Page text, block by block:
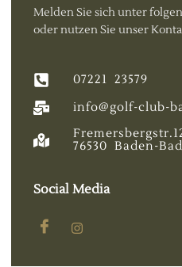
Melden Sie sich unter
oder nutzen Sie unser
07221 23579
info@golf-club-
76530 Baden-
Social Media